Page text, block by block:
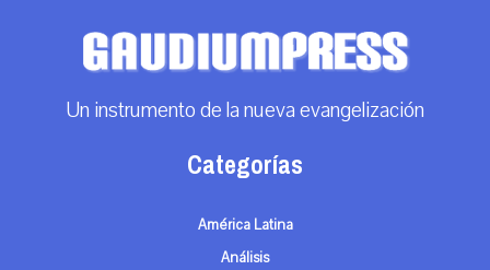
Un instrumento de la nueva evangelización
Categorías
América Latina
Análisis